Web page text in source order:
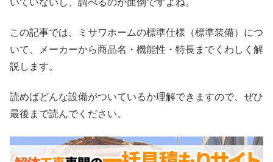
この記事では、ミサワホームの標準仕様（標準装備）につ
いて、メーカーから商品名・機能性・特長までくわしく解
説します。
読めばどんな設備がついているか理解できますので、ぜひ
最後まで読んでください。